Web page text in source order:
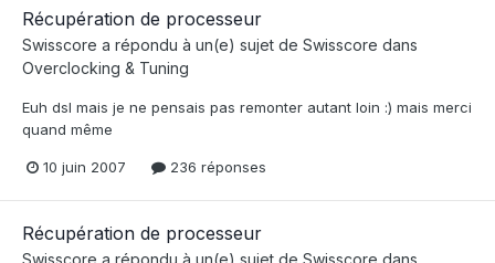
Récupération de processeur
Swisscore a répondu à un(e) sujet de Swisscore dans
Overclocking & Tuning
Euh dsl mais je ne pensais pas remonter autant loin :) mais merci
quand même
10 juin 2007 236 réponses
Récupération de processeur
Swisscore a répondu à un(e) sujet de Swisscore dans